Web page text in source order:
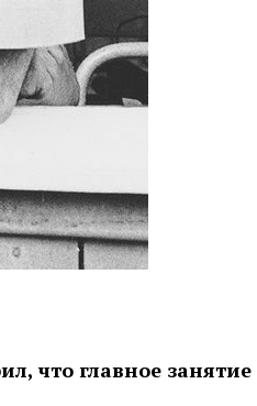
что главное